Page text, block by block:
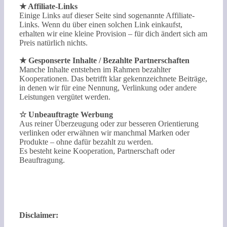
★ Affiliate-Links
Einige Links auf dieser Seite sind sogenannte Affiliate-
Links. Wenn du über einen solchen Link einkaufst,
erhalten wir eine kleine Provision – für dich ändert sich am
Preis natürlich nichts.
★ Gesponserte Inhalte / Bezahlte Partnerschaften
Manche Inhalte entstehen im Rahmen bezahlter
Kooperationen. Das betrifft klar gekennzeichnete Beiträge,
in denen wir für eine Nennung, Verlinkung oder andere
Leistungen vergütet werden.
☆ Unbeauftragte Werbung
Aus reiner Überzeugung oder zur besseren Orientierung
verlinken oder erwähnen wir manchmal Marken oder
Produkte – ohne dafür bezahlt zu werden.
Es besteht keine Kooperation, Partnerschaft oder
Beauftragung.
Disclaimer: